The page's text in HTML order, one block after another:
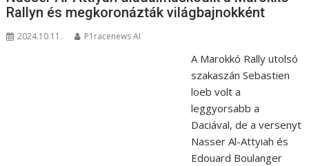
Rallyn és megkoronázták világbajnokként
2024.10.11. P1racenews AI
A Marokkó Rally utolsó
szakaszán Sebastien
loeb volt a
leggyorsabb a
Daciával, de a versenyt
Nasser Al-Attyiah és
Edouard Boulanger